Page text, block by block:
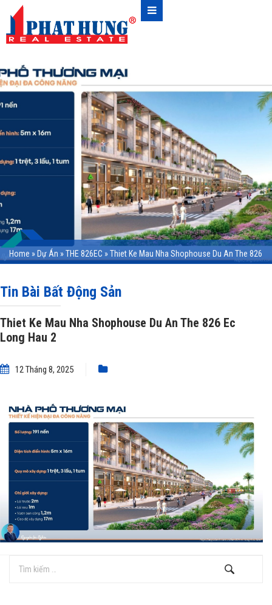
Home » Dự Án »THE 826EC »Thiet Ke Mau Nha Shophouse Du An The 826
Tin Bài Bất Động Sản
Thiet Ke Mau Nha Shophouse Du An The 826 Ec
Long Hau 2
12 Tháng 8, 2025